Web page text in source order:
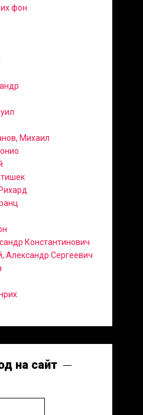
фон
Михаил
Константинович
Александр Сергеевич
на сайт